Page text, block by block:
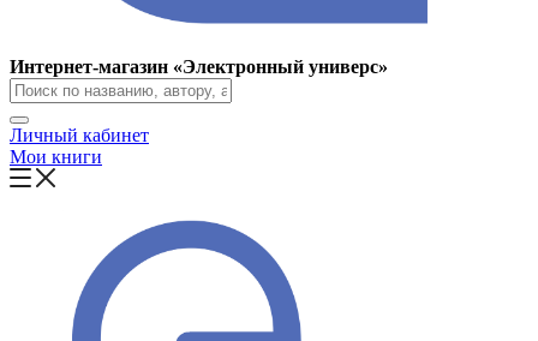
Интернет-магазин «Электронный универс»
Личный кабинет
Мои книги